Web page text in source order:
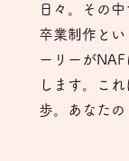
日々。その
卒業制作と
ーリーが
します。こ
歩。あなたの